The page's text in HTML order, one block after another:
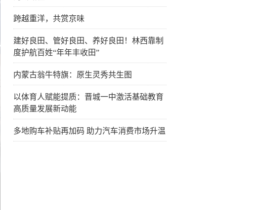
跨越重洋，共赏京味
建好良田、管好良田、养好良田！林西靠制
度护航百姓“年年丰收田”
内蒙古翁牛特旗：原生灵秀共生图
以体育人赋能提质：晋城一中激活基础教育
高质量发展新动能
多地购车补贴再加码 助力汽车消费市场升温